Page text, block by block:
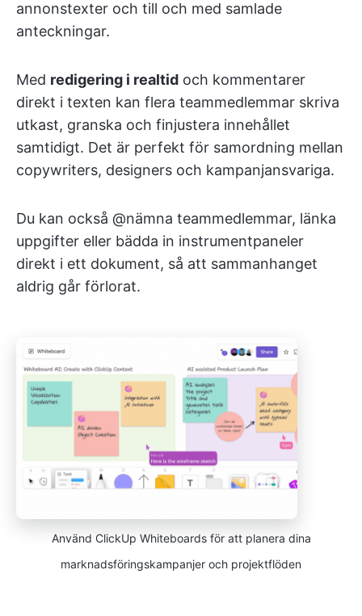
annonstexter och till och med samlade
anteckningar.
Med redigering i realtid och kommentarer
direkt i texten kan flera teammedlemmar skriva
utkast, granska och finjustera innehållet
samtidigt. Det är perfekt för samordning mellan
copywriters, designers och kampanjansvariga.
Du kan också @nämna teammedlemmar, länka
uppgifter eller bädda in instrumentpaneler
direkt i ett dokument, så att sammanhanget
aldrig går förlorat.
Använd ClickUp Whiteboards för att planera dina
marknadsföringskampanjer och projektflöden